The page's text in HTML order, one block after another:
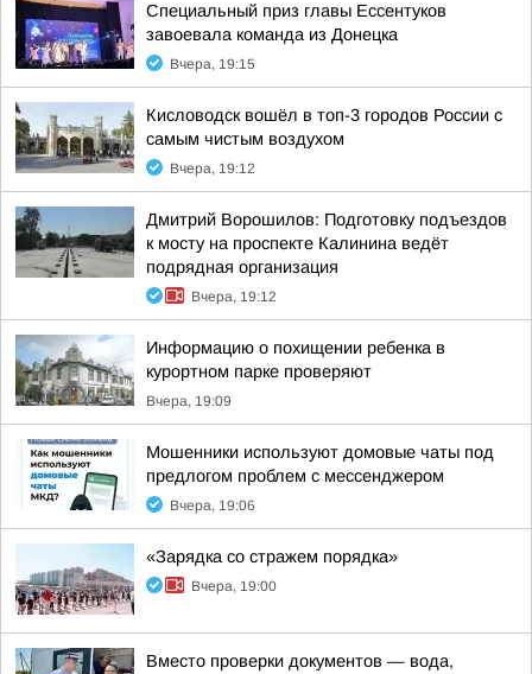
Специальный приз главы Ессентуков
завоевала команда из Донецка
Вчера, 19:15
Кисловодск вошёл в топ-3 городов России с
самым чистым воздухом
Вчера, 19:12
Дмитрий Ворошилов: Подготовку подъездов
к мосту на проспекте Калинина ведёт
подрядная организация
Вчера, 19:12
Информацию о похищении ребенка в
курортном парке проверяют
Вчера, 19:09
Мошенники используют домовые чаты под
предлогом проблем с мессенджером
Вчера, 19:06
«Зарядка со стражем порядка»
Вчера, 19:00
Вместо проверки документов — вода,